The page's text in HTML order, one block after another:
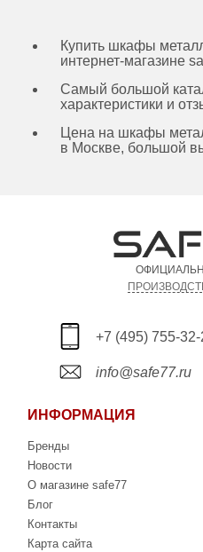
Купить шкафы
интернет-магазине
Самый большой
характеристики и
Цена на шкафы
в Москве, большой
+7 (495) 755-
info@safe77.ru
ИНФОРМАЦИЯ
Бренды
Новости
О магазине safe77
Блог
Контакты
Карта сайта